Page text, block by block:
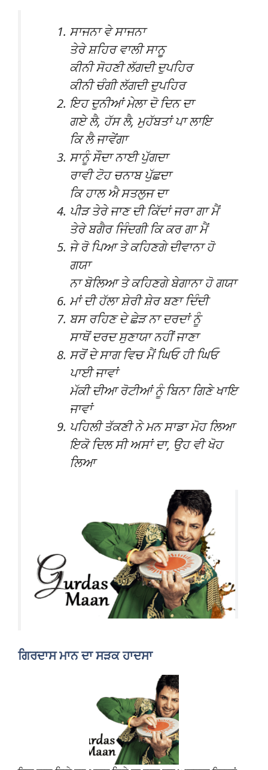
ਸਾਜਨਾ ਵੇ ਸਾਜਨਾ
ਤੇਰੇ ਸ਼ਹਿਰ ਵਾਲੀ ਸਾਨੂ
ਕੀਨੀ ਸੋਹਣੀ ਲੱਗਦੀ ਦੁਪਹਿਰ
ਕੀਨੀ ਚੰਗੀ ਲੱਗਦੀ ਦੁਪਹਿਰ
ਇਹ ਦੁਨੀਆਂ ਮੇਲਾ ਦੋ ਦਿਨ ਦਾ
ਗਏ ਲੈ, ਹੱਸ ਲੈ, ਮੁਹੱਬਤਾਂ ਪਾ ਲਾਇ
ਕਿ ਲੈ ਜਾਵੇਂਗਾ
ਸਾਨੂੰ ਸੌਦਾ ਨਾਈ ਪੁੱਗਦਾ
ਰਾਵੀ ਟੋਹ ਚਨਾਬ ਪੁੱਛਦਾ
ਕਿ ਹਾਲ ਐ ਸਤਲੁਜ ਦਾ
ਪੀੜ ਤੇਰੇ ਜਾਣ ਦੀ ਕਿੱਦਾਂ ਜਰਾ ਗਾ ਮੈਂ
ਤੇਰੇ ਬਗੈਰ ਜਿੰਦਗੀ ਕਿ ਕਰ ਗਾ ਮੈਂ
ਜੇ ਰੋ ਪਿਆ ਤੇ ਕਹਿਣਗੇ ਦੀਵਾਨਾ ਹੋ
ਗਯਾ
ਨਾ ਬੋਲਿਆ ਤੇ ਕਹਿਣਗੇ ਬੇਗਾਨਾ ਹੋ ਗਯਾ
ਮਾਂ ਦੀ ਹੱਲਾ ਸ਼ੇਰੀ ਸ਼ੇਰ ਬਣਾ ਦਿੰਦੀ
ਬਸ ਰਹਿਣ ਦੇ ਛੇੜ ਨਾ ਦਰਦਾਂ ਨੂੰ
ਸਾਥੋਂ ਦਰਦ ਸੁਣਾਯਾ ਨਹੀਂ ਜਾਣਾ
ਸਰੋਂ ਦੇ ਸਾਗ ਵਿਚ ਮੈਂ ਘਿਓ ਹੀ ਘਿਓ
ਪਾਈ ਜਾਵਾਂ
ਮੱਕੀ ਦੀਆ ਰੋਟੀਆਂ ਨੂੰ ਬਿਨਾ ਗਿਣੇ ਖਾਇ
ਜਾਵਾਂ
ਪਹਿਲੀ ਤੱਕਣੀ ਨੇ ਮਨ ਸਾਡਾ ਮੋਹ ਲਿਆ
ਇਕੋ ਦਿਲ ਸੀ ਅਸਾਂ ਦਾ, ਉਹ ਵੀ ਖੋਹ
ਲਿਆ
ਗਿਰਦਾਸ ਮਾਨ ਦਾ ਸੜਕ ਹਾਦਸਾ